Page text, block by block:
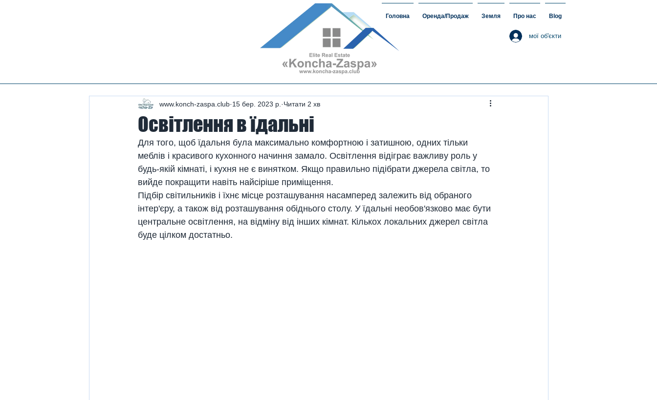
мої об'єкти
Головна Оренда/Продаж Земля Про нас Blog
Освітлення в їдальні
www.konch-zaspa.club 15 бер. 2023 р. Читати 2 хв
Для того, щоб їдальня була максимально комфортною і затишною, одних тільки
меблів і красивого кухонного начиння замало. Освітлення відіграє важливу роль у
будь-якій кімнаті, і кухня не є винятком. Якщо правильно підібрати джерела світла, то
вийде покращити навіть найсіріше приміщення.
Підбір світильників і їхнє місце розташування насамперед залежить від обраного
інтер'єру, а також від розташування обіднього столу. У їдальні необов'язково має бути
центральне освітлення, на відміну від інших кімнат. Кількох локальних джерел світла
буде цілком достатньо.